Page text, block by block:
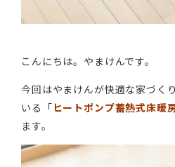
こんにちは。やまけんです。
今回はやまけんが快適な家づく
いる「 ヒートポンプ蓄熱式床暖
ます。